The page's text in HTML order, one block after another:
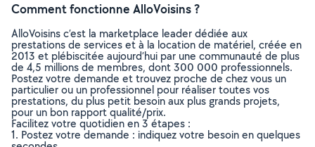
Comment fonctionne AlloVoisins ?
AlloVoisins c’est la marketplace leader dédiée aux
prestations de services et à la location de matériel, créée en
2013 et plébiscitée aujourd’hui par une communauté de plus
de 4,5 millions de membres, dont 300 000 professionnels.
Postez votre demande et trouvez proche de chez vous un
particulier ou un professionnel pour réaliser toutes vos
prestations, du plus petit besoin aux plus grands projets,
pour un bon rapport qualité/prix.
Facilitez votre quotidien en 3 étapes :
1. Postez votre demande : indiquez votre besoin en quelques